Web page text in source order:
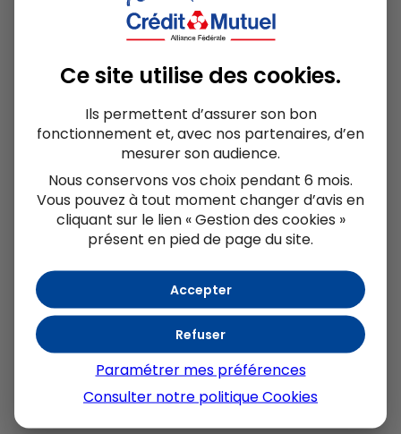
Ce site utilise des cookies.
Ils permettent d’assurer son bon
fonctionnement et, avec nos partenaires, d’en
mesurer son audience.
Nous conservons vos choix pendant 6 mois.
Vous pouvez à tout moment changer d’avis en
cliquant sur le lien « Gestion des cookies »
présent en pied de page du site.
Accepter
Refuser
Paramétrer mes préférences
Consulter notre politiqueCookies